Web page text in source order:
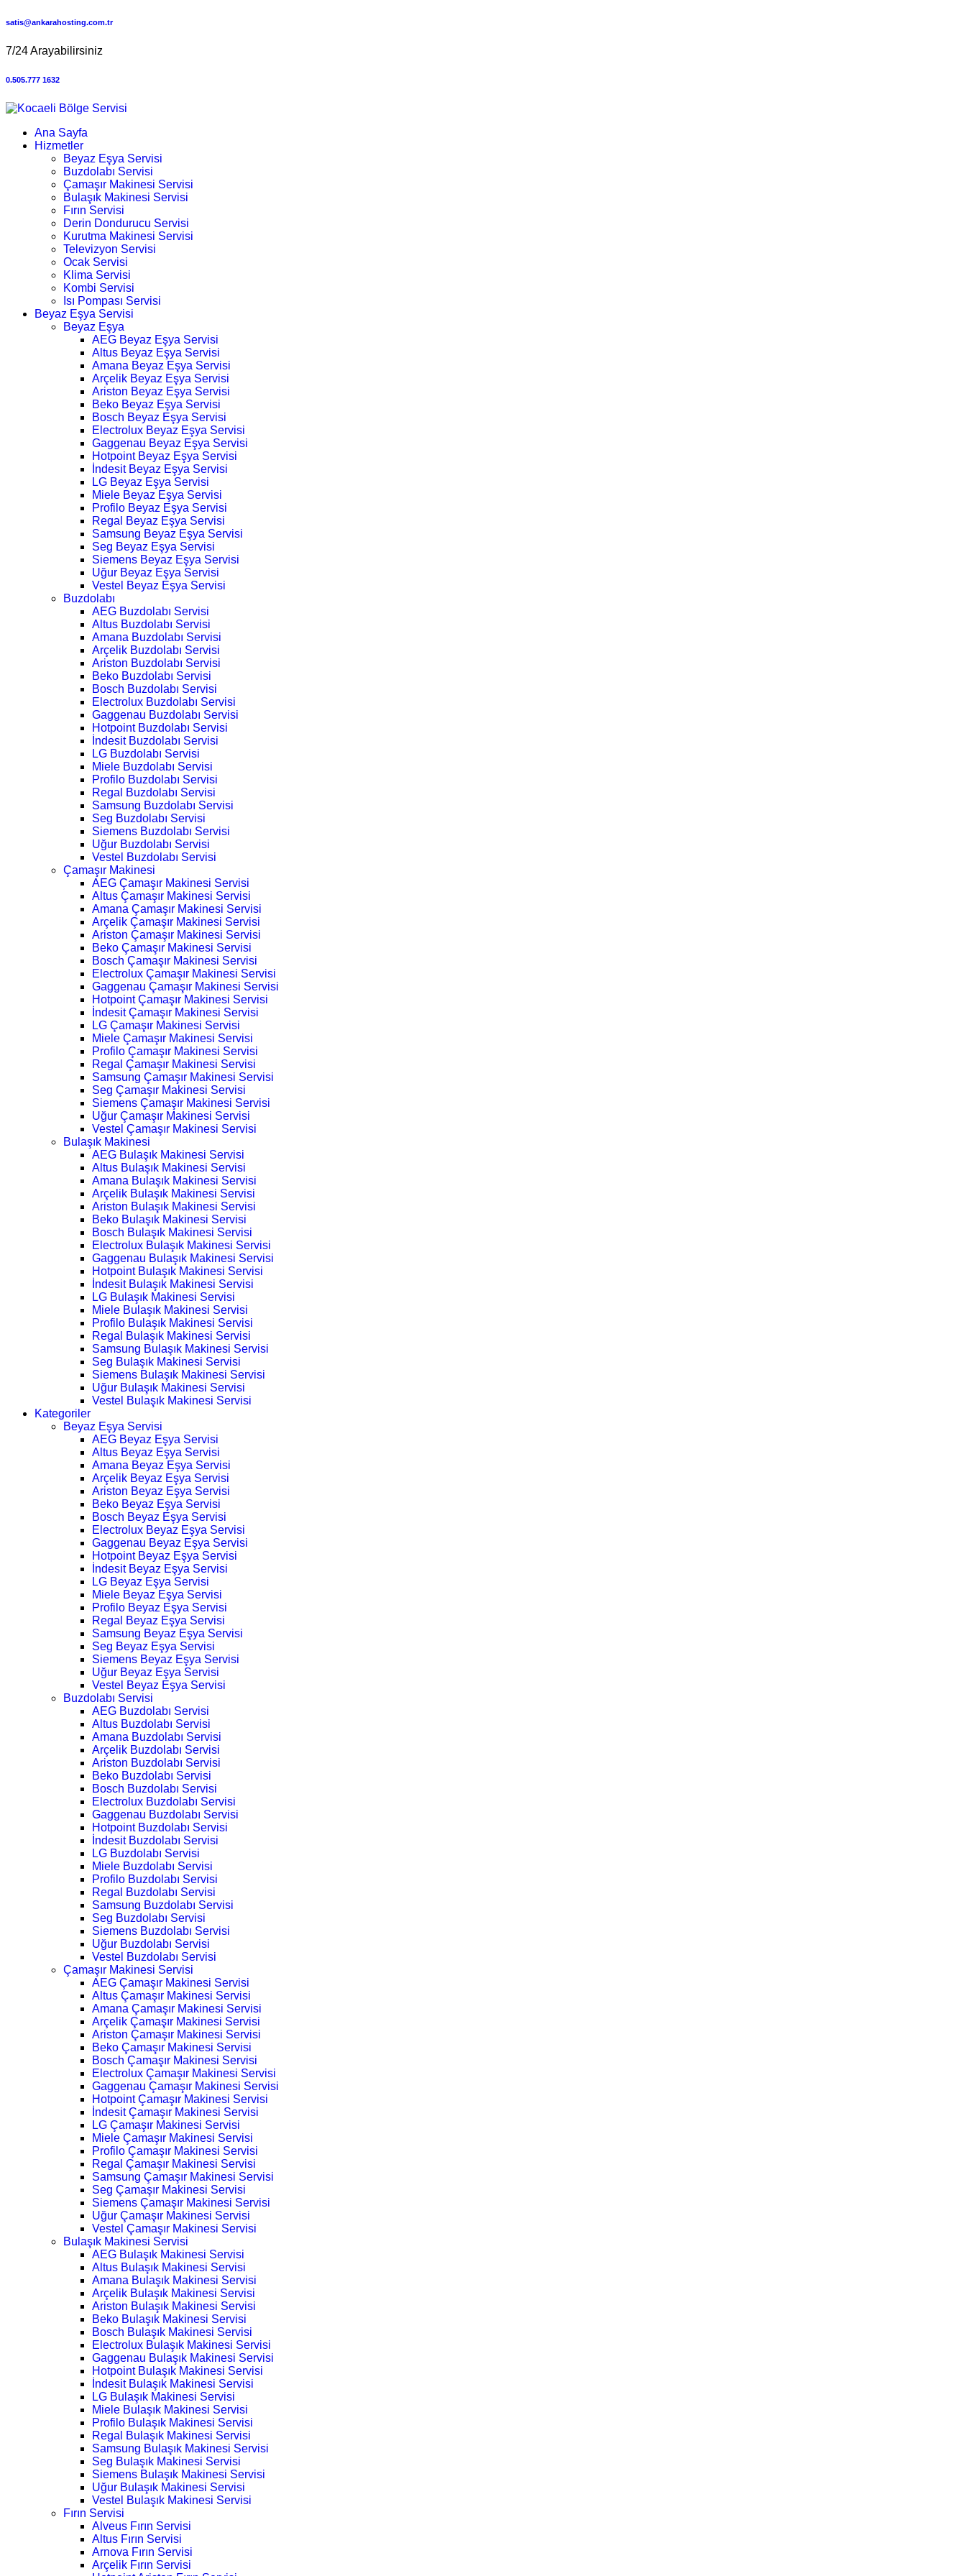
satis@ankarahosting.com.tr
7/24 Arayabilirsiniz
0.505.777 1632
Ana Sayfa
Hizmetler
Beyaz Eşya Servisi
Buzdolabı Servisi
Çamaşır Makinesi Servisi
Bulaşık Makinesi Servisi
Fırın Servisi
Derin Dondurucu Servisi
Kurutma Makinesi Servisi
Televizyon Servisi
Ocak Servisi
Klima Servisi
Kombi Servisi
Isı Pompası Servisi
Beyaz Eşya Servisi
Beyaz Eşya
AEG Beyaz Eşya Servisi
Altus Beyaz Eşya Servisi
Amana Beyaz Eşya Servisi
Arçelik Beyaz Eşya Servisi
Ariston Beyaz Eşya Servisi
Beko Beyaz Eşya Servisi
Bosch Beyaz Eşya Servisi
Electrolux Beyaz Eşya Servisi
Gaggenau Beyaz Eşya Servisi
Hotpoint Beyaz Eşya Servisi
İndesit Beyaz Eşya Servisi
LG Beyaz Eşya Servisi
Miele Beyaz Eşya Servisi
Profilo Beyaz Eşya Servisi
Regal Beyaz Eşya Servisi
Samsung Beyaz Eşya Servisi
Seg Beyaz Eşya Servisi
Siemens Beyaz Eşya Servisi
Uğur Beyaz Eşya Servisi
Vestel Beyaz Eşya Servisi
Buzdolabı
AEG Buzdolabı Servisi
Altus Buzdolabı Servisi
Amana Buzdolabı Servisi
Arçelik Buzdolabı Servisi
Ariston Buzdolabı Servisi
Beko Buzdolabı Servisi
Bosch Buzdolabı Servisi
Electrolux Buzdolabı Servisi
Gaggenau Buzdolabı Servisi
Hotpoint Buzdolabı Servisi
İndesit Buzdolabı Servisi
LG Buzdolabı Servisi
Miele Buzdolabı Servisi
Profilo Buzdolabı Servisi
Regal Buzdolabı Servisi
Samsung Buzdolabı Servisi
Seg Buzdolabı Servisi
Siemens Buzdolabı Servisi
Uğur Buzdolabı Servisi
Vestel Buzdolabı Servisi
Çamaşır Makinesi
AEG Çamaşır Makinesi Servisi
Altus Çamaşır Makinesi Servisi
Amana Çamaşır Makinesi Servisi
Arçelik Çamaşır Makinesi Servisi
Ariston Çamaşır Makinesi Servisi
Beko Çamaşır Makinesi Servisi
Bosch Çamaşır Makinesi Servisi
Electrolux Çamaşır Makinesi Servisi
Gaggenau Çamaşır Makinesi Servisi
Hotpoint Çamaşır Makinesi Servisi
İndesit Çamaşır Makinesi Servisi
LG Çamaşır Makinesi Servisi
Miele Çamaşır Makinesi Servisi
Profilo Çamaşır Makinesi Servisi
Regal Çamaşır Makinesi Servisi
Samsung Çamaşır Makinesi Servisi
Seg Çamaşır Makinesi Servisi
Siemens Çamaşır Makinesi Servisi
Uğur Çamaşır Makinesi Servisi
Vestel Çamaşır Makinesi Servisi
Bulaşık Makinesi
AEG Bulaşık Makinesi Servisi
Altus Bulaşık Makinesi Servisi
Amana Bulaşık Makinesi Servisi
Arçelik Bulaşık Makinesi Servisi
Ariston Bulaşık Makinesi Servisi
Beko Bulaşık Makinesi Servisi
Bosch Bulaşık Makinesi Servisi
Electrolux Bulaşık Makinesi Servisi
Gaggenau Bulaşık Makinesi Servisi
Hotpoint Bulaşık Makinesi Servisi
İndesit Bulaşık Makinesi Servisi
LG Bulaşık Makinesi Servisi
Miele Bulaşık Makinesi Servisi
Profilo Bulaşık Makinesi Servisi
Regal Bulaşık Makinesi Servisi
Samsung Bulaşık Makinesi Servisi
Seg Bulaşık Makinesi Servisi
Siemens Bulaşık Makinesi Servisi
Uğur Bulaşık Makinesi Servisi
Vestel Bulaşık Makinesi Servisi
Kategoriler
Beyaz Eşya Servisi
AEG Beyaz Eşya Servisi
Altus Beyaz Eşya Servisi
Amana Beyaz Eşya Servisi
Arçelik Beyaz Eşya Servisi
Ariston Beyaz Eşya Servisi
Beko Beyaz Eşya Servisi
Bosch Beyaz Eşya Servisi
Electrolux Beyaz Eşya Servisi
Gaggenau Beyaz Eşya Servisi
Hotpoint Beyaz Eşya Servisi
İndesit Beyaz Eşya Servisi
LG Beyaz Eşya Servisi
Miele Beyaz Eşya Servisi
Profilo Beyaz Eşya Servisi
Regal Beyaz Eşya Servisi
Samsung Beyaz Eşya Servisi
Seg Beyaz Eşya Servisi
Siemens Beyaz Eşya Servisi
Uğur Beyaz Eşya Servisi
Vestel Beyaz Eşya Servisi
Buzdolabı Servisi
AEG Buzdolabı Servisi
Altus Buzdolabı Servisi
Amana Buzdolabı Servisi
Arçelik Buzdolabı Servisi
Ariston Buzdolabı Servisi
Beko Buzdolabı Servisi
Bosch Buzdolabı Servisi
Electrolux Buzdolabı Servisi
Gaggenau Buzdolabı Servisi
Hotpoint Buzdolabı Servisi
İndesit Buzdolabı Servisi
LG Buzdolabı Servisi
Miele Buzdolabı Servisi
Profilo Buzdolabı Servisi
Regal Buzdolabı Servisi
Samsung Buzdolabı Servisi
Seg Buzdolabı Servisi
Siemens Buzdolabı Servisi
Uğur Buzdolabı Servisi
Vestel Buzdolabı Servisi
Çamaşır Makinesi Servisi
AEG Çamaşır Makinesi Servisi
Altus Çamaşır Makinesi Servisi
Amana Çamaşır Makinesi Servisi
Arçelik Çamaşır Makinesi Servisi
Ariston Çamaşır Makinesi Servisi
Beko Çamaşır Makinesi Servisi
Bosch Çamaşır Makinesi Servisi
Electrolux Çamaşır Makinesi Servisi
Gaggenau Çamaşır Makinesi Servisi
Hotpoint Çamaşır Makinesi Servisi
İndesit Çamaşır Makinesi Servisi
LG Çamaşır Makinesi Servisi
Miele Çamaşır Makinesi Servisi
Profilo Çamaşır Makinesi Servisi
Regal Çamaşır Makinesi Servisi
Samsung Çamaşır Makinesi Servisi
Seg Çamaşır Makinesi Servisi
Siemens Çamaşır Makinesi Servisi
Uğur Çamaşır Makinesi Servisi
Vestel Çamaşır Makinesi Servisi
Bulaşık Makinesi Servisi
AEG Bulaşık Makinesi Servisi
Altus Bulaşık Makinesi Servisi
Amana Bulaşık Makinesi Servisi
Arçelik Bulaşık Makinesi Servisi
Ariston Bulaşık Makinesi Servisi
Beko Bulaşık Makinesi Servisi
Bosch Bulaşık Makinesi Servisi
Electrolux Bulaşık Makinesi Servisi
Gaggenau Bulaşık Makinesi Servisi
Hotpoint Bulaşık Makinesi Servisi
İndesit Bulaşık Makinesi Servisi
LG Bulaşık Makinesi Servisi
Miele Bulaşık Makinesi Servisi
Profilo Bulaşık Makinesi Servisi
Regal Bulaşık Makinesi Servisi
Samsung Bulaşık Makinesi Servisi
Seg Bulaşık Makinesi Servisi
Siemens Bulaşık Makinesi Servisi
Uğur Bulaşık Makinesi Servisi
Vestel Bulaşık Makinesi Servisi
Fırın Servisi
Alveus Fırın Servisi
Altus Fırın Servisi
Arnova Fırın Servisi
Arçelik Fırın Servisi